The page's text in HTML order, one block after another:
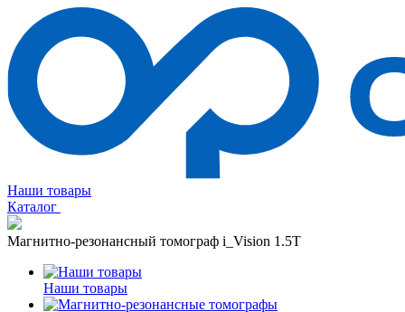
Наши товары
Каталог
Магнитно-резонансный томограф i_Vision 1.5T
Наши товары